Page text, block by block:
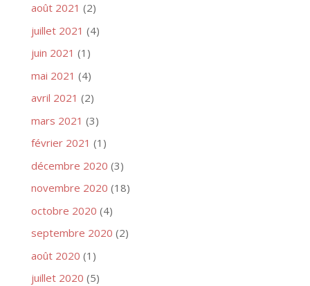
août 2021 (2)
juillet 2021 (4)
juin 2021 (1)
mai 2021 (4)
avril 2021 (2)
mars 2021 (3)
février 2021 (1)
décembre 2020 (3)
novembre 2020 (18)
octobre 2020 (4)
septembre 2020 (2)
août 2020 (1)
juillet 2020 (5)